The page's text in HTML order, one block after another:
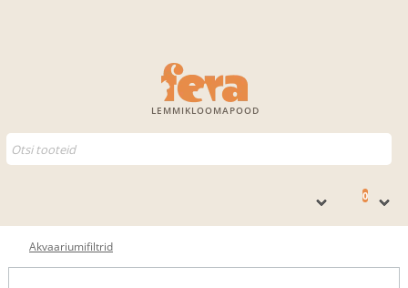
LEMMIKLOOMAPOOD
0
Akvaariumifiltrid